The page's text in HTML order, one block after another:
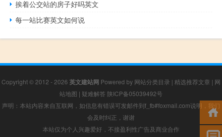
挨着公交站的房子好吗英文
每一站比赛英文如何说
Copyright © 2012 - 2026 英文建站网 Powered by 网站分类目录 | 精选推荐文章 | 网
站地图 | 疑难解答 陕ICP备05039492号
声明：本站内容来自互联网，如信息有错误可发邮件到f_fb#foxmail.com说明，我们
会及时纠正，谢谢
本站仅为个人兴趣爱好，不接盈利性广告及商业合作